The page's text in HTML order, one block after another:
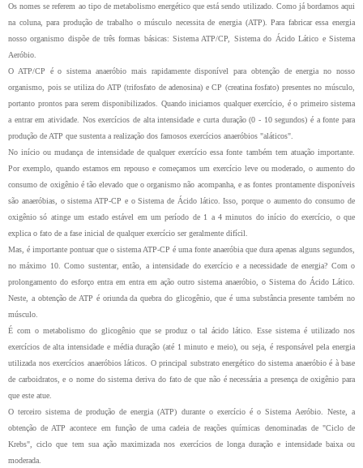
Os nomes se referem ao tipo de metabolismo energético que está sendo utilizado. Como já bordamos aqui
na coluna, para produção de trabalho o músculo necessita de energia (ATP). Para fabricar essa energia
nosso organismo dispõe de três formas básicas: Sistema ATP/CP, Sistema do Ácido Lático e Sistema
Aeróbio.
O ATP/CP é o sistema anaeróbio mais rapidamente disponível para obtenção de energia no nosso
organismo, pois se utiliza do ATP (trifosfato de adenosina) e CP (creatina fosfato) presentes no músculo,
portanto prontos para serem disponibilizados. Quando iniciamos qualquer exercício, é o primeiro sistema
a entrar em atividade. Nos exercícios de alta intensidade e curta duração (0 - 10 segundos) é a fonte para
produção de ATP que sustenta a realização dos famosos exercícios anaeróbios "aláticos".
No início ou mudança de intensidade de qualquer exercício essa fonte também tem atuação importante.
Por exemplo, quando estamos em repouso e começamos um exercício leve ou moderado, o aumento do
consumo de oxigênio é tão elevado que o organismo não acompanha, e as fontes prontamente disponíveis
são anaeróbias, o sistema ATP-CP e o Sistema de Ácido lático. Isso, porque o aumento do consumo de
oxigênio só atinge um estado estável em um período de 1 a 4 minutos do início do exercício, o que
explica o fato de a fase inicial de qualquer exercício ser geralmente difícil.
Mas, é importante pontuar que o sistema ATP-CP é uma fonte anaeróbia que dura apenas alguns segundos,
no máximo 10. Como sustentar, então, a intensidade do exercício e a necessidade de energia? Com o
prolongamento do esforço entra em entra em ação outro sistema anaeróbio, o Sistema do Ácido Lático.
Neste, a obtenção de ATP é oriunda da quebra do glicogênio, que é uma substância presente também no
músculo.
É com o metabolismo do glicogênio que se produz o tal ácido lático. Esse sistema é utilizado nos
exercícios de alta intensidade e média duração (até 1 minuto e meio), ou seja, é responsável pela energia
utilizada nos exercícios anaeróbios láticos. O principal substrato energético do sistema anaeróbio é à base
de carboidratos, e o nome do sistema deriva do fato de que não é necessária a presença de oxigênio para
que este atue.
O terceiro sistema de produção de energia (ATP) durante o exercício é o Sistema Aeróbio. Neste, a
obtenção de ATP acontece em função de uma cadeia de reações químicas denominadas de "Ciclo de
Krebs", ciclo que tem sua ação maximizada nos exercícios de longa duração e intensidade baixa ou
moderada.